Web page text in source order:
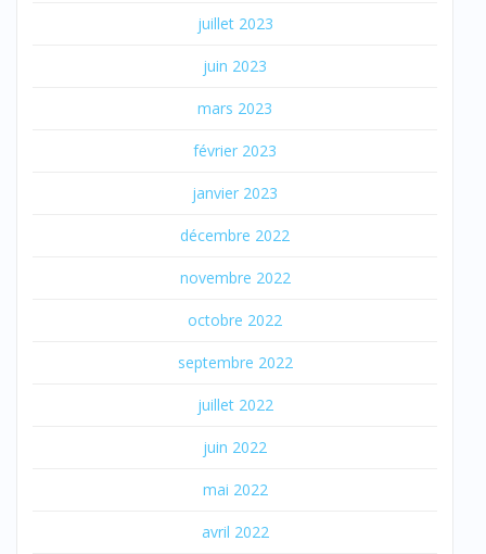
juillet 2023
juin 2023
mars 2023
février 2023
janvier 2023
décembre 2022
novembre 2022
octobre 2022
septembre 2022
juillet 2022
juin 2022
mai 2022
avril 2022